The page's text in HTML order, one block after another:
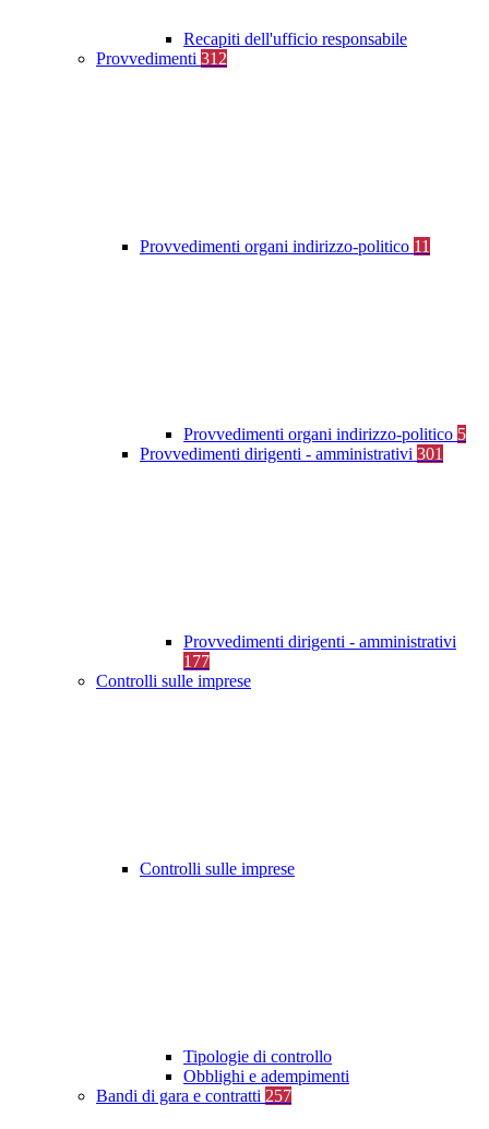
Recapiti dell'ufficio responsabile
Provvedimenti 312
Provvedimenti organi indirizzo-politico 11
Provvedimenti organi indirizzo-politico 5
Provvedimenti dirigenti - amministrativi 301
Provvedimenti dirigenti - amministrativi
177
Controlli sulle imprese
Controlli sulle imprese
Tipologie di controllo
Obblighi e adempimenti
Bandi di gara e contratti 257